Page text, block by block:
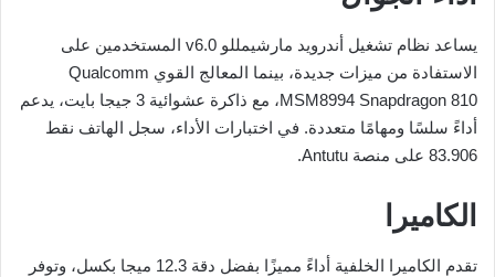
يساعد نظام تشغيل أندرويد مارشيمللو v6.0 المستخدمين على
الاستفادة من ميزات جديدة، بينما المعالج القوي Qualcomm
MSM8994 Snapdragon 810، مع ذاكرة عشوائية 3 جيجا بايت، يدعم
أداءً سلسًا ومهامًا متعددة. في اختبارات الأداء، سجل الهاتف نقط
83.906 على منصة Antutu.
الكاميرا
تقدم الكاميرا الخلفية أداءً مميزًا بفضل دقة 12.3 ميجا بكسل، وتوفر